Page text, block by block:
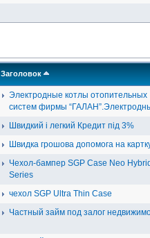
Заголовок
Электродные котлы отопительных
систем фирмы
Швидкий і легкий Кредит під 3%
Швидка грошова допомога на
Чехол-бампер SGP Case Neo
Series
чехол SGP Ultra Thin Case
Частный займ под залог